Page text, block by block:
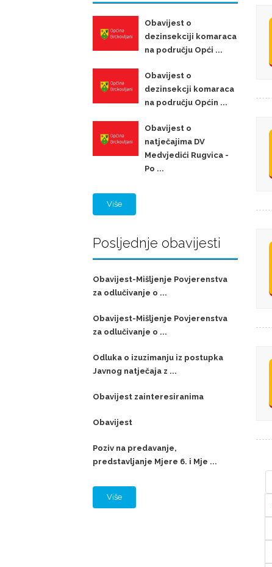
Obavijest o
dezinsekciji komaraca
na području Opći ...
Obavijest o
dezinsekcji komaraca
na području Općin ...
Obavijest o
natječajima DV
Medvjedići Rugvica -
Po ...
Više
Posljednje obavijesti
Obavijest-Mišljenje Povjerenstva
za odlučivanje o ...
Obavijest-Mišljenje Povjerenstva
za odlučivanje o ...
Odluka o izuzimanju iz postupka
Javnog natječaja z ...
Obavijest zainteresiranima
Obavijest
Poziv na predavanje,
predstavljanje Mjere 6. i Mje ...
Više